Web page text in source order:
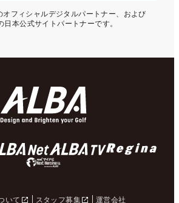
オフィシャルデジタルパートナー、および
日本公式サイトパートナーです。
いて スタッフ募集 運営会社